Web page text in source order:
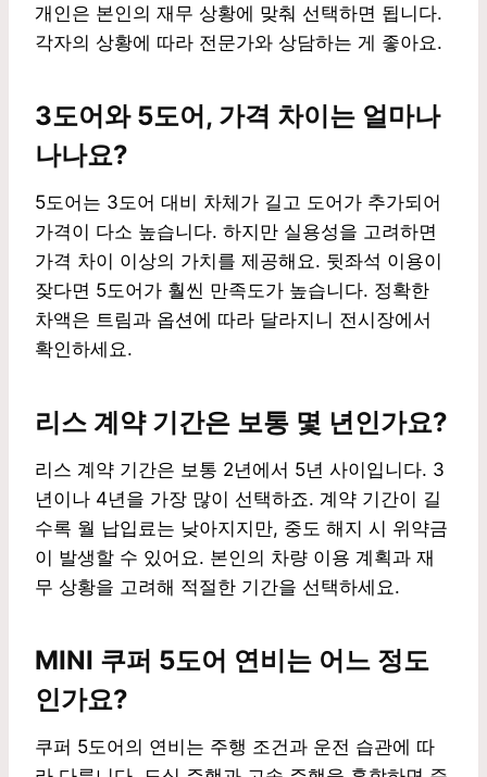
개인은 본인의 재무 상황에 맞춰 선택하면 됩니다.
각자의 상황에 따라 전문가와 상담하는 게 좋아요.
3도어와 5도어, 가격 차이는 얼마나
나나요?
5도어는 3도어 대비 차체가 길고 도어가 추가되어
가격이 다소 높습니다. 하지만 실용성을 고려하면
가격 차이 이상의 가치를 제공해요. 뒷좌석 이용이
잦다면 5도어가 훨씬 만족도가 높습니다. 정확한
차액은 트림과 옵션에 따라 달라지니 전시장에서
확인하세요.
리스 계약 기간은 보통 몇 년인가요?
리스 계약 기간은 보통 2년에서 5년 사이입니다. 3
년이나 4년을 가장 많이 선택하죠. 계약 기간이 길
수록 월 납입료는 낮아지지만, 중도 해지 시 위약금
이 발생할 수 있어요. 본인의 차량 이용 계획과 재
무 상황을 고려해 적절한 기간을 선택하세요.
MINI 쿠퍼 5도어 연비는 어느 정도
인가요?
쿠퍼 5도어의 연비는 주행 조건과 운전 습관에 따